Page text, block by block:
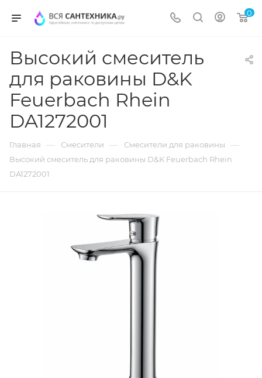
0
Высокий смеситель
для раковины D&K
Feuerbach Rhein
DA1272001
Главная — Смесители — Смесители для раковины —
Высокий смеситель для раковины D&K Feuerbach Rhein
DA1272001